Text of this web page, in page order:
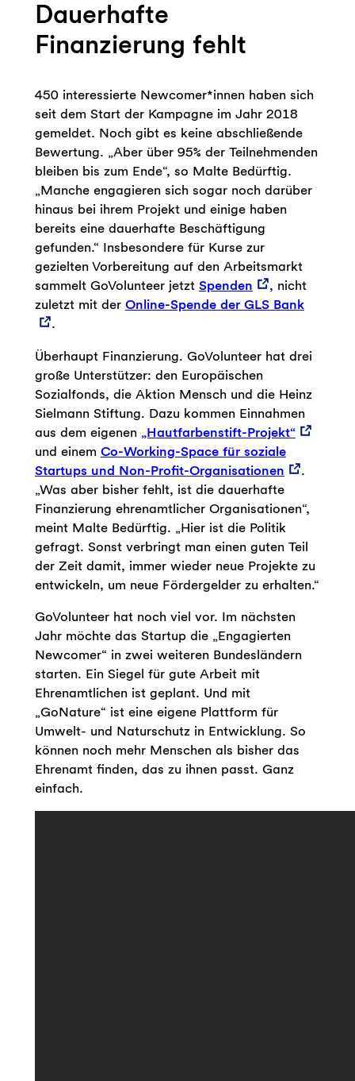
Dauerhafte
Finanzierung fehlt
450 interessierte Newcomer*innen haben sich
seit dem Start der Kampagne im Jahr 2018
gemeldet. Noch gibt es keine abschließende
Bewertung. „Aber über 95% der Teilnehmenden
bleiben bis zum Ende“, so Malte Bedürftig.
„Manche engagieren sich sogar noch darüber
hinaus bei ihrem Projekt und einige haben
bereits eine dauerhafte Beschäftigung
gefunden.“ Insbesondere für Kurse zur
gezielten Vorbereitung auf den Arbeitsmarkt
sammelt GoVolunteer jetzt Spenden
, nicht
zuletzt mit der Online-Spende der GLS Bank
.
Überhaupt Finanzierung. GoVolunteer hat drei
große Unterstützer: den Europäischen
Sozialfonds, die Aktion Mensch und die Heinz
Sielmann Stiftung. Dazu kommen Einnahmen
aus dem eigenen „Hautfarbenstift-Projekt“
und einem Co-Working-Space für soziale
Startups und Non-Profit-Organisationen
.
„Was aber bisher fehlt, ist die dauerhafte
Finanzierung ehrenamtlicher Organisationen“,
meint Malte Bedürftig. „Hier ist die Politik
gefragt. Sonst verbringt man einen guten Teil
der Zeit damit, immer wieder neue Projekte zu
entwickeln, um neue Fördergelder zu erhalten.“
GoVolunteer hat noch viel vor. Im nächsten
Jahr möchte das Startup die „Engagierten
Newcomer“ in zwei weiteren Bundesländern
starten. Ein Siegel für gute Arbeit mit
Ehrenamtlichen ist geplant. Und mit
„GoNature“ ist eine eigene Plattform für
Umwelt- und Naturschutz in Entwicklung. So
können noch mehr Menschen als bisher das
Ehrenamt finden, das zu ihnen passt. Ganz
einfach.